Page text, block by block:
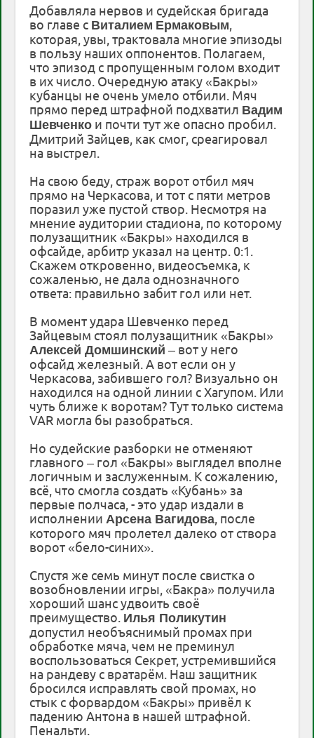
Добавляла нервов и судейская бригада
во главе с Виталием Ермаковым
которая, увы, трактовала многие эпизоды
в пользу наших оппонентов. Полагаем,
что эпизод с пропущенным голом входит
в их число. Очередную атаку «Бакры»
кубанцы не очень умело отбили. Мяч
прямо перед штрафной подхватил Вадим
Шевченко и почти тут же опасно пробил.
Дмитрий Зайцев, как смог, среагировал
на выстрел.
На свою беду, страж ворот отбил мяч
прямо на Черкасова, и тот с пяти метров
поразил уже пустой створ. Несмотря на
мнение аудитории стадиона, по которому
полузащитник «Бакры» находился в
офсайде, арбитр указал на центр. 0:1.
Скажем откровенно, видеосъемка, к
сожаленью, не дала однозначного
ответа: правильно забит гол или нет.
В момент удара Шевченко перед
Зайцевым стоял полузащитник «Бакры»
Алексей Домшинский – вот у него
офсайд железный. А вот если он у
Черкасова, забившего гол? Визуально он
находился на одной линии с Хагупом. Или
чуть ближе к воротам? Тут только система
VAR могла бы разобраться.
Но судейские разборки не отменяют
главного – гол «Бакры» выглядел вполне
логичным и заслуженным. К сожалению,
всё, что смогла создать «Кубань» за
первые полчаса, - это удар издали в
исполнении Арсена Вагидова , после
которого мяч пролетел далеко от створа
ворот «бело-синих».
Спустя же семь минут после свистка о
возобновлении игры, «Бакра» получила
хороший шанс удвоить своё
преимущество. Илья Поликутин
допустил необъяснимый промах при
обработке мяча, чем не преминул
воспользоваться Секрет, устремившийся
на рандеву с вратарём. Наш защитник
бросился исправлять свой промах, но
стык с форвардом «Бакры» привёл к
падению Антона в нашей штрафной.
Пенальти.